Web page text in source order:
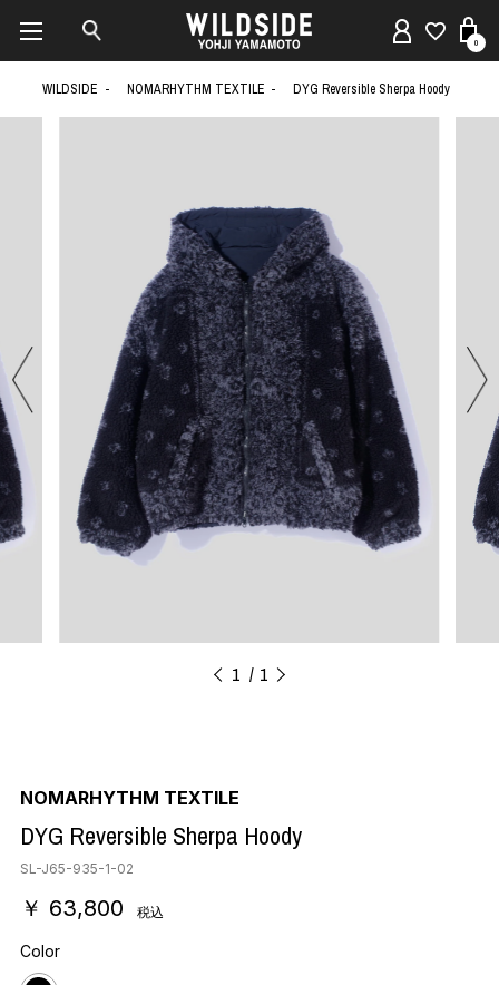
0
WILDSIDE NOMARHYTHM TEXTILE DYG Reversible Sherpa Hoody
1 1
NOMARHYTHM TEXTILE
DYG Reversible Sherpa Hoody
SL-J65-935-1-02
￥ 63,800 税込
Color